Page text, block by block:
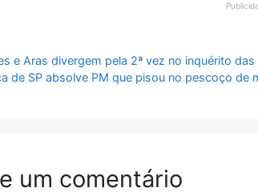
e Aras divergem pela 2ª vez no inquérito
de SP absolve PM que pisou no pescoço de
um comentário